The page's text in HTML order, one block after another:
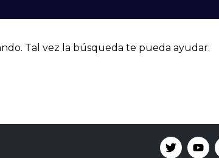
Tal vez la búsqueda te pueda ayudar.